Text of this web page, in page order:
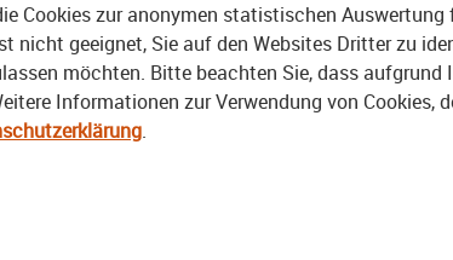
Cookies zur anonymen statistischen
nicht geeignet, Sie auf den Websites Dritter zu
möchten. Bitte beachten Sie, dass
Informationen zur Verwendung von Cookies,
.